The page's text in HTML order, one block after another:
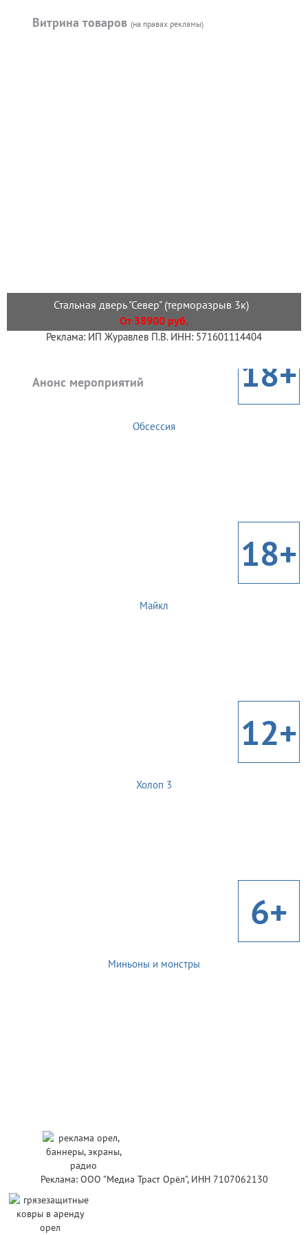
Витрина товаров (на правах рекламы)
Стальная дверь "Север" (терморазрыв 3к)
От 38900 руб.
Реклама: ИП Журавлев П.В. ИНН: 571601114404
Анонс мероприятий 18+
Обсессия
18+
Майкл
12+
Холоп 3
6+
Миньоны и монстры
Реклама: ООО "Медиа Траст Орёл", ИНН 7107062130